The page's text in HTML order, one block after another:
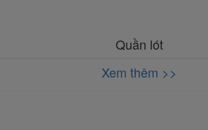
Quần lót
Xem thêm >>